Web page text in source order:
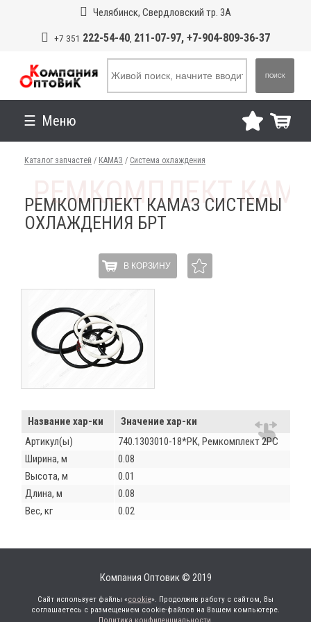
Челябинск, Свердловский тр. 3А
+7 351 222-54-40, 211-07-97, +7-904-809-36-37
ПОИСК
Меню
Каталог запчастей / КАМАЗ / Система охлаждения
РЕМКОМПЛЕКТ КАМАЗ СИСТЕМЫ
ОХЛАЖДЕНИЯ БРТ
В КОРЗИНУ
Название хар-ки
Значение хар-ки
Артикул(ы)
740.1303010-18*РК, Ремкомплект 2РС
Ширина, м
0.08
Высота, м
0.01
Длина, м
0.08
Вес, кг
0.02
Компания Оптовик © 2019
Сайт использует файлы «cookie». Продолжив работу с сайтом, Вы
соглашаетесь с размещением cookie-файлов на Вашем компьютере.
Политика конфиденциальности